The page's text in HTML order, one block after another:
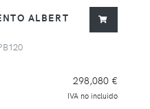
ALBERT
298,080 €
IVA no incluido